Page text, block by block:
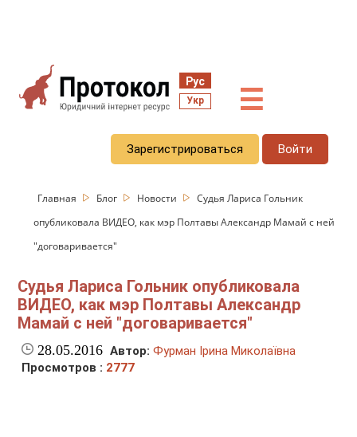
Рус
Укр ☰
Зарегистрироваться Войти
Главная Блог Новости
Судья Лариса Гольник
опубликовала ВИДЕО, как мэр Полтавы Александр Мамай с ней
"договаривается"
Судья Лариса Гольник опубликовала
ВИДЕО, как мэр Полтавы Александр
Мамай с ней "договаривается"
28.05.2016 Автор: Фурман Ірина Миколаївна
Просмотров : 2777